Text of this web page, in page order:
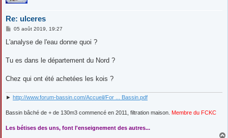
Re: ulceres
M
s
g
05 août 2019, 19:27
L'analyse de l'eau donne quoi ?
Tu es dans le département du Nord ?
Chez qui ont été achetées les kois ?
► http://www.forum-bassin.com/Accueil/For ... Bassin.pdf
Bassin bâché de + de 130m3 commencé en 2011, filtration maison. Membre du FCKC
Les bétises des uns, font l'enseignement des autres...